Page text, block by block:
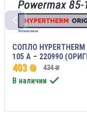
СОПЛО HYPERTHERM
105 A – 220990
403 ₴ 434 ₴
В наличии 